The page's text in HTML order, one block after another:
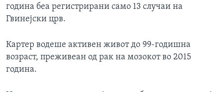
година беа регистрирани само 13 случаи на
Гвинејски црв.
Картер водеше активен живот до 99-годишна
возраст, преживеан од рак на мозокот во 2015
година.